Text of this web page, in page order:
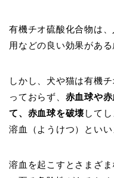
有機チオ硫酸化合物は
用などの良い効果がある
しかし、犬や猫は有機
っておらず、 赤血球や
て、赤血球を破壊 して
溶血（ようけつ）といい
溶血を起こすとさまざ